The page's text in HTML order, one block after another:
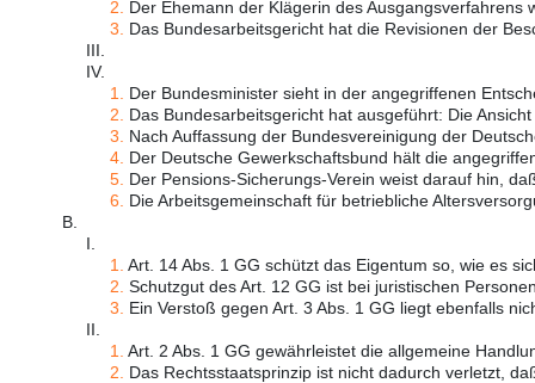
2.
Der Ehemann der Klägerin des Ausgangsverfahrens
3.
Das Bundesarbeitsgericht hat die Revisionen der
III.
IV.
1.
Der Bundesminister sieht in der angegriffenen
2.
Das Bundesarbeitsgericht hat ausgeführt: Die
3.
Nach Auffassung der Bundesvereinigung der
4. Der Deutsche Gewerkschaftsbund hält die
5. Der Pensions-Sicherungs-Verein weist darauf hin,
6.
Die Arbeitsgemeinschaft für betriebliche
B.
I.
1.
Art. 14 Abs. 1 GG schützt das Eigentum so, wie es
2. Schutzgut des Art. 12 GG ist bei juristischen
3.
Ein Verstoß gegen Art. 3 Abs. 1 GG liegt ebenfalls
II.
1.
Art. 2 Abs. 1 GG gewährleistet die allgemeine
2.
Das Rechtsstaatsprinzip ist nicht dadurch verletzt,